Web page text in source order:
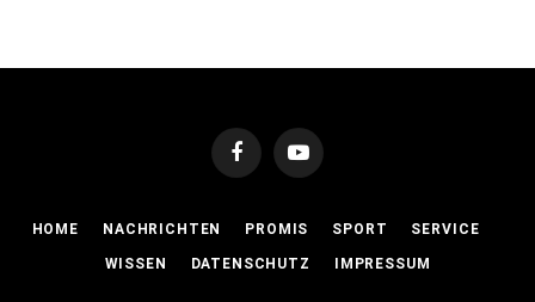
FacebookYouTube
HOME NACHRICHTEN PROMIS SPORT SERVICE
WISSEN DATENSCHUTZ IMPRESSUM